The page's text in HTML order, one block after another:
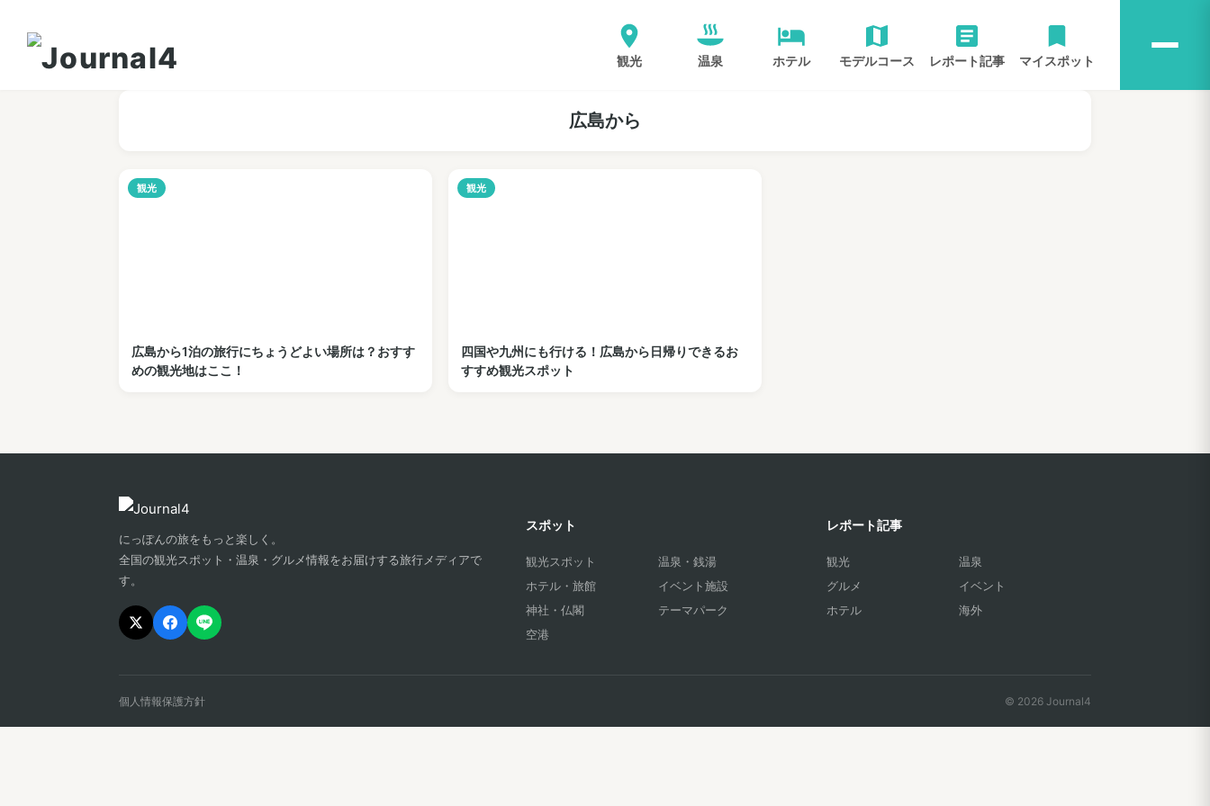
観光 温泉 ホテル モデルコース レポート記事 マイスポット
広島から
観光
広島から1泊の旅行にちょうどよい場所は？おすす
めの観光地はここ！
観光
四国や九州にも行ける！広島から日帰りできるお
すすめ観光スポット
にっぽんの旅をもっと楽しく。
全国の観光スポット・温泉・グルメ情報をお届けする旅行メディアで
す。
スポット
観光スポット
温泉・銭湯
ホテル・旅館
イベント施設
神社・仏閣
テーマパーク
空港
レポート記事
観光
温泉
グルメ
イベント
ホテル
海外
個人情報保護方針 © 2026 Journal4